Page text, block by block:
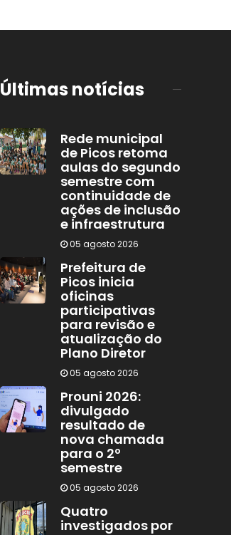
Últimas notícias
Rede municipal
de Picos retoma
aulas do segundo
semestre com
continuidade de
ações de inclusão
e infraestrutura
05 agosto 2026
Prefeitura de
Picos inicia
oficinas
participativas
para revisão e
atualização do
Plano Diretor
05 agosto 2026
Prouni 2026:
divulgado
resultado de
nova chamada
para o 2º
semestre
05 agosto 2026
Quatro
investigados por